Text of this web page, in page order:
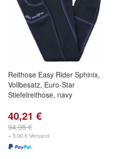
Reithose Easy Rider Sphinix,
Vollbesatz, Euro-Star
Stiefelreithose, navy
40,21 €
94,95 €
+ 5,90 € Versand